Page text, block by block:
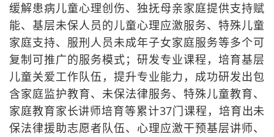
缓解患病儿童心理创伤、独抚母亲家庭提供支持赋
能、基层未保人员的儿童心理应激服务、特殊儿童
家庭支持、服刑人员未成年子女家庭服务等多个可
复制可推广的服务模式；研发专业课程，培育基层
儿童关爱工作队伍，提升专业能力，成功研发出包
含家庭监护教育、未保法律服务、特殊儿童教育、
家庭教育家长讲师培育等累计37门课程，培育出未
保法律援助志愿者队伍、心理应激干预基层讲师、